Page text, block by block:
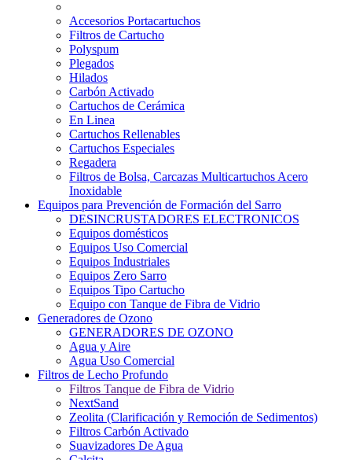
Accesorios Portacartuchos
Filtros de Cartucho
Polyspum
Plegados
Hilados
Carbón Activado
Cartuchos de Cerámica
En Linea
Cartuchos Rellenables
Cartuchos Especiales
Regadera
Filtros de Bolsa, Carcazas Multicartuchos Acero
Inoxidable
Equipos para Prevención de Formación del Sarro
DESINCRUSTADORES ELECTRONICOS
Equipos domésticos
Equipos Uso Comercial
Equipos Industriales
Equipos Zero Sarro
Equipos Tipo Cartucho
Equipo con Tanque de Fibra de Vidrio
Generadores de Ozono
GENERADORES DE OZONO
Agua y Aire
Agua Uso Comercial
Filtros de Lecho Profundo
Filtros Tanque de Fibra de Vidrio
NextSand
Zeolita (Clarificación y Remoción de Sedimentos)
Filtros Carbón Activado
Suavizadores De Agua